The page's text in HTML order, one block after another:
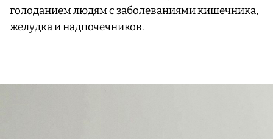
голоданием людям с заболеваниями кишечника,
желудка и надпочечников.